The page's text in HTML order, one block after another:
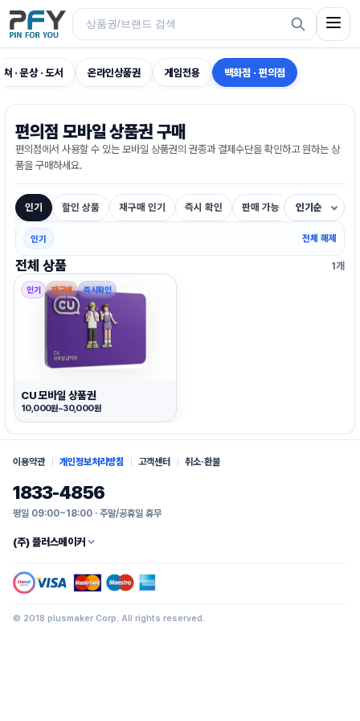
쳐 · 문상 · 도서 온라인상품권 게임전용 백화점 · 편의점
편의점 모바일 상품권 구매
편의점에서 사용할 수 있는 모바일 상품권의 권종과 결제수단을 확인하고 원하는 상
품을 구매하세요.
인기 할인 상품 재구매 인기 즉시 확인 판매 가능 인기순
인기 전체 해제
전체 상품 1개
인기 재구매 즉시확인
CU 모바일 상품권
10,000원~30,000원
이용약관 개인정보처리방침 고객센터 취소·환불
1833-4856
평일 09:00~18:00 · 주말/공휴일 휴무
(주) 플러스메이커
© 2018 plusmaker Corp. All rights reserved.